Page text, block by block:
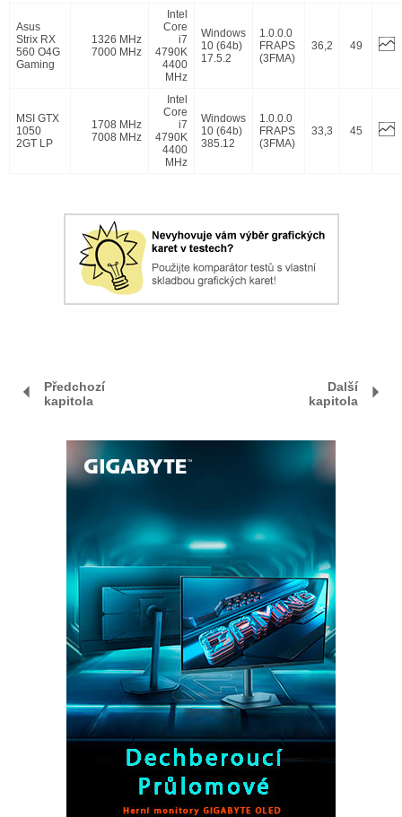
Asus
Strix RX
560 O4G
Gaming
1326 MHz
7000 MHz
Intel
Core
i7
4790K
4400
MHz
Windows
10 (64b)
17.5.2
1.0.0.0
FRAPS
(3FMA)
36,2 49
MSI GTX
1050
2GT LP
1708 MHz
7008 MHz
Intel
Core
i7
4790K
4400
MHz
Windows
10 (64b)
385.12
1.0.0.0
FRAPS
(3FMA)
33,3 45
Předchozí
kapitola
Další
kapitola